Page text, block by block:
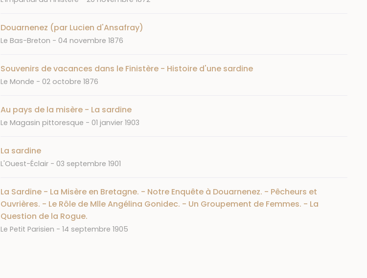
Douarnenez (par Lucien d'Ansafray)
Journal
Le Bas-Breton Date
04 novembre 1876
Souvenirs de vacances dans le Finistère - Histoire d'une sardine
Journal
Le Monde Date
02 octobre 1876
Au pays de la misère - La sardine
Journal
Le Magasin pittoresque Date
01 janvier 1903
La sardine
Journal
L'Ouest-Éclair Date
03 septembre 1901
La Sardine - La Misère en Bretagne. - Notre Enquête à Douarnenez. - Pêcheurs et
Ouvrières. - Le Rôle de Mlle Angélina Gonidec. - Un Groupement de Femmes. - La
Question de la Rogue.
Journal
Le Petit Parisien Date
14 septembre 1905